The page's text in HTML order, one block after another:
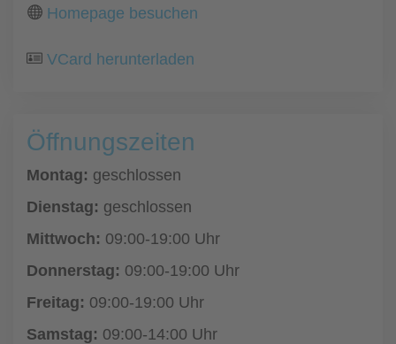
Homepage besuchen
VCard herunterladen
Öffnungszeiten
Montag: geschlossen
Dienstag: geschlossen
Mittwoch: 09:00-19:00 Uhr
Donnerstag: 09:00-19:00 Uhr
Freitag: 09:00-19:00 Uhr
Samstag: 09:00-14:00 Uhr